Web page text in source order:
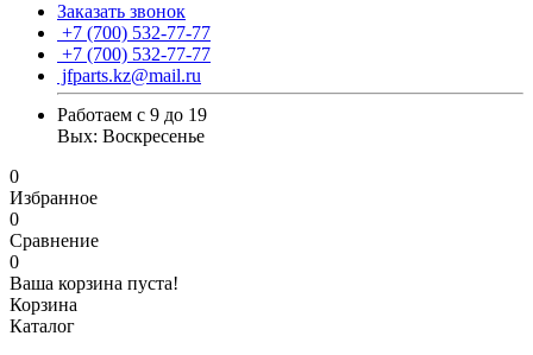
Заказать звонок
+7 (700) 532-77-77
+7 (700) 532-77-77
jfparts.kz@mail.ru
Работаем с 9 до 19
Вых: Воскресенье
0
Избранное
0
Сравнение
0
Ваша корзина пуста!
Корзина
Каталог